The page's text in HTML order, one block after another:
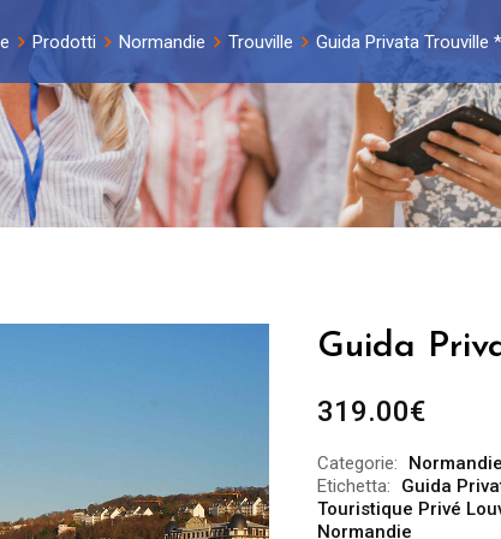
Prodotti Normandie Trouville Guida Privata Trouville
Guida
319.00€
Categorie: Normandie
Etichetta:
Guida
Touristique Privé
Normandie